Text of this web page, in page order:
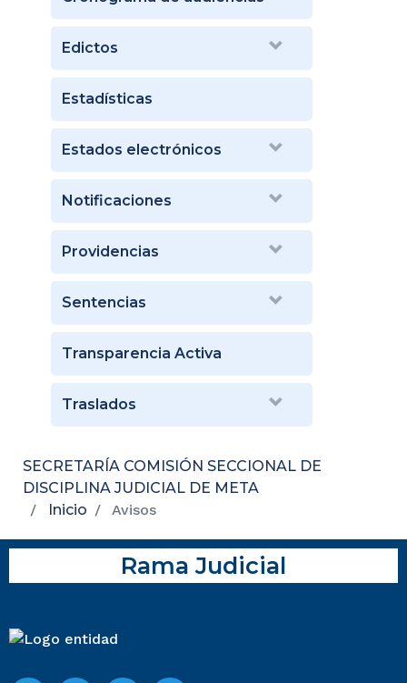
Edictos
Estadísticas
Estados electrónicos
Notificaciones
Providencias
Sentencias
Transparencia Activa
Traslados
SECRETARÍA COMISIÓN SECCIONAL DE
DISCIPLINA JUDICIAL DE META
Inicio
Avisos
Rama Judicial